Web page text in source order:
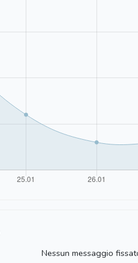
Nessun messaggio